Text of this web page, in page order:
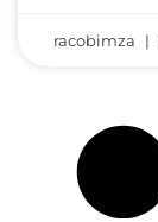
racobimza